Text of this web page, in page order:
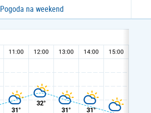
Pogoda na weekend